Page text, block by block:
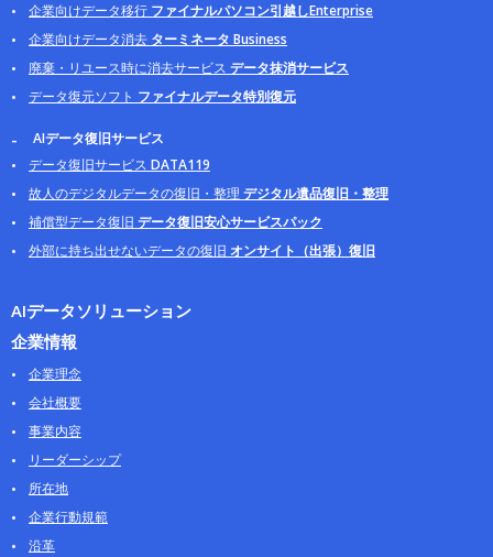
企業向けデータ移行 ファイナルパソコン引越しEnterprise
企業向けデータ消去 ターミネータ Business
廃棄・リユース時に消去サービス データ抹消サービス
データ復元ソフト ファイナルデータ特別復元
AIデータ復旧サービス
データ復旧サービス DATA119
故人のデジタルデータの復旧・整理 デジタル遺品復旧・整理
補償型データ復旧 データ復旧安心サービスパック
外部に持ち出せないデータの復旧 オンサイト（出張）復旧
AIデータソリューション
企業情報
企業理念
会社概要
事業内容
リーダーシップ
所在地
企業行動規範
沿革